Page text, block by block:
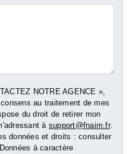
NOTRE AGENCE »,
au traitement de mes
du droit de retirer mon
à support@fnaim.fr.
données et droits : consulter
à caractère